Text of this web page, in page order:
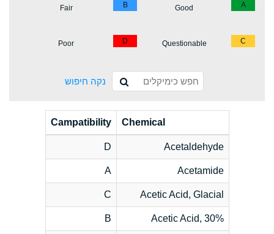
A
Good
B
Fair
C
Questionable
D
Poor
נקה חיפוש
Chemical
Campatibility
Acetaldehyde
D
Acetamide
A
Acetic Acid, Glacial
C
Acetic Acid, 30%
B